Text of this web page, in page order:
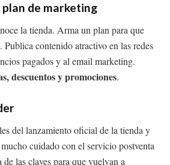
de marketing
la tienda. Arma un plan para que
Publica contenido atractivo en las redes
pagados y al email marketing.
descuentos y promociones.
del lanzamiento oficial de la tienda y
cuidado con el servicio postventa
de las claves para que vuelvan a